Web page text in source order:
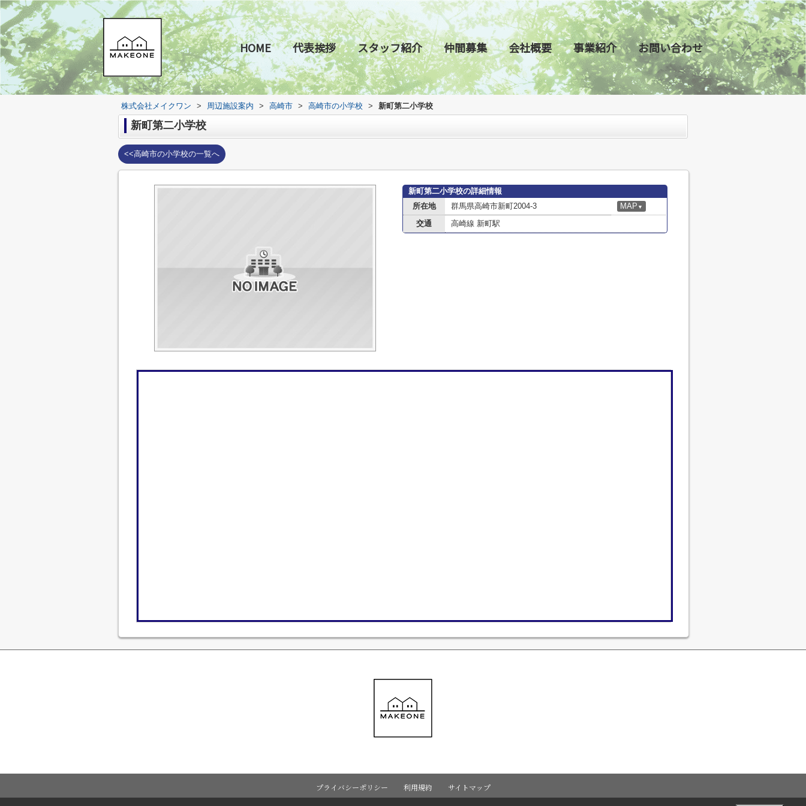
HOME 代表挨拶 スタッフ紹介 仲間募集 会社概要 事業紹介 お問い合わせ
株式会社メイクワン > 周辺施設案内 > 高崎市 > 高崎市の小学校 > 新町第二小学校
新町第二小学校
<<高崎市の小学校の一覧へ
新町第二小学校の詳細情報
所在地
群馬県高崎市新町2004-3 MAP ▼
交通 高崎線 新町駅
プライバシーポリシー 利用規約 サイトマップ